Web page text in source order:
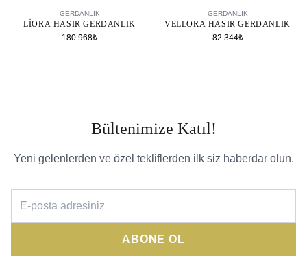
GERDANLIK
LIORA HASIR GERDANLIK
180.968₺
GERDANLIK
VELLORA HASIR GERDANLIK
82.344₺
Bültenimize Katıl!
Yeni gelenlerden ve özel tekliflerden ilk siz haberdar olun.
ABONE OL